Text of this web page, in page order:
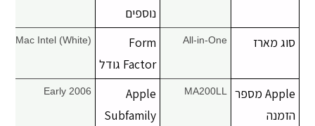
נוספים
סוג מארז All-in-One
Form
Factor גודל
iMac Intel (White)
Apple מספר
הזמנה
MA200LL
Apple
Subfamily
Early 2006